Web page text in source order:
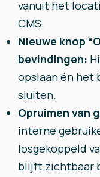
vanuit het
CMS.
Nieuwe knop
bevindingen:
opslaan én het
sluiten.
Opruimen van
interne
losgekoppeld
blijft zichtbaar